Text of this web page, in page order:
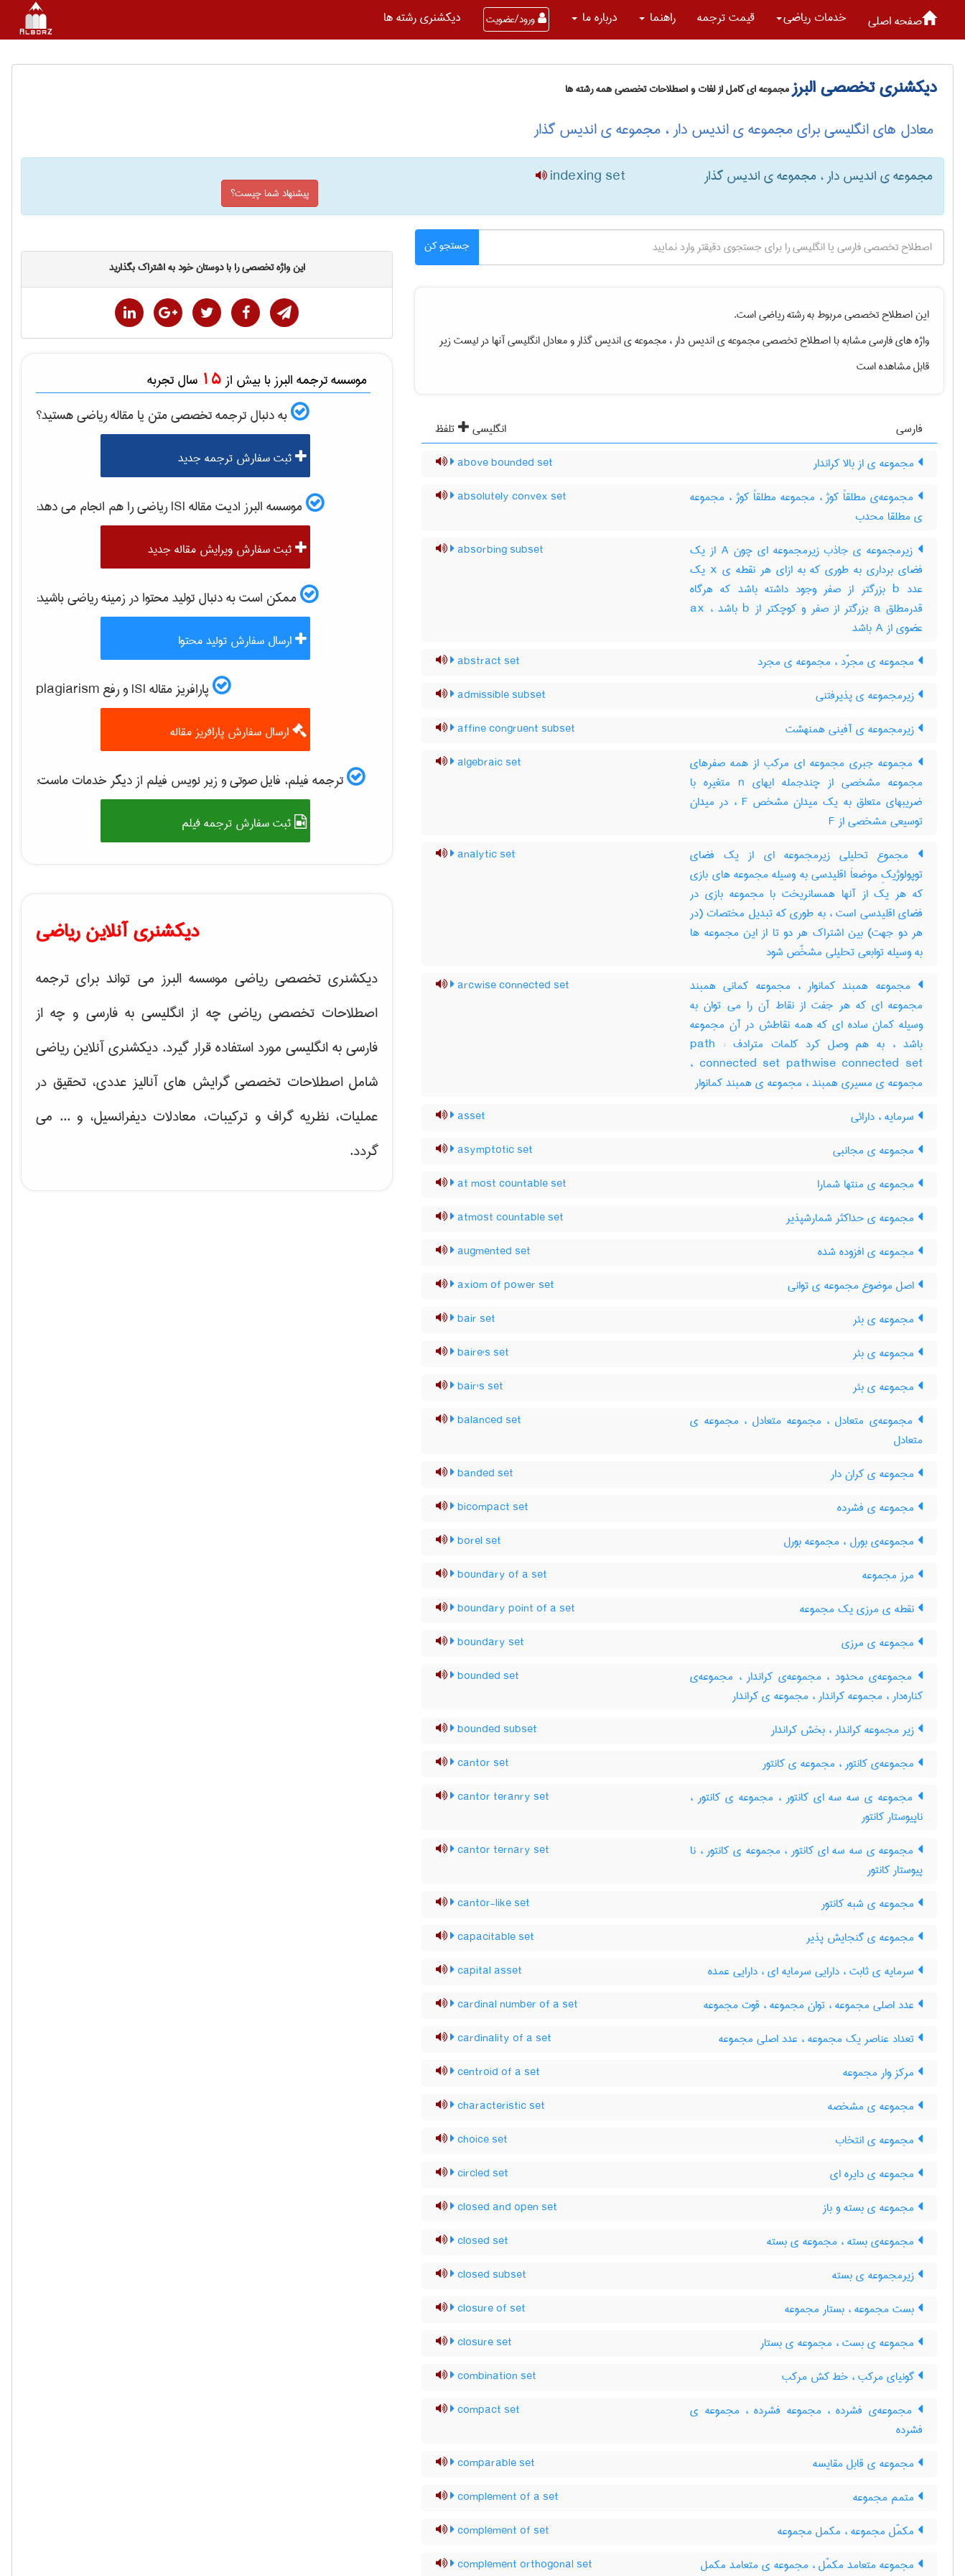
صفحه اصلی خدمات رياضی قیمت ترجمه راهنما درباره ما ورود/عضویت دیکشنری رشته ها
دیکشنری تخصصی البرزمجموعه ای کامل از لغات و اصطلاحات تخصصی همه رشته ها
معادل های انگلیسی برای مجموعه ی اندیس دار ، مجموعه ی اندیس گذار
مجموعه ی اندیس دار ، مجموعه ی اندیس گذار indexing set
پیشنهاد شما چیست؟
جستجو کن
این اصطلاح تخصصی مربوط به رشتهرياضیاست.
واژه های فارسی مشابه با اصطلاح تخصصیمجموعه ی اندیس دار ، مجموعه ی اندیس گذارو معادل انگلیسی آنها در لیست زیر
قابل مشاهده است
فارسی انگلیسی
تلفظ
مجموعه ی از بالا کراندار
above bounded set
مجموعه‌ی مطلقاً کوژ ، مجموعه مطلقاً کوژ ، مجموعه
ی مطلقا محدب
absolutely convex set
زیرمجموعه ی جاذب زیرمجموعه ای چون A از یک
فضای برداری به طوری که به ازای هر نقطه ی x یک
عدد b بزرگتر از صفر وجود داشته باشد که هرگاه
قدرمطلق a بزرگتر از صفر و کوچکتر از b باشد ، ax
عضوی از A باشد
absorbing subset
مجموعه ی مجرّد ، مجموعه ی مجرد abstract set
زیرمجموعه ی پذیرفتنی admissible subset
زیرمجموعه ی آفینی همنهشت affine congruent subset
مجموعه جبری مجموعه ای مرکب از همه صفرهای
مجموعه مشخصی از چندجمله ایهای n متغیره با
ضریبهای متعلق به یک میدان مشخص F ، در میدان
توسیعی مشخصی از F
algebraic set
مجموع تحلیلی زیرمجموعه ای از یک فضای
توپولوژیکِ موضعاَ اقلیدسی به وسیله مجموعه های بازی
که هر یک از آنها همسانریخت با مجموعه بازی در
فضای اقلیدسی است ، به طوری که تبدیل مختصات (در
هر دو جهت) بین اشتراک هر دو تا از این مجموعه ها
به وسیله توابعی تحلیلی مشخّص شود
analytic set
مجموعه همبند کمانوار ، مجموعه کمانی همبند
مجموعه ای که هر جفت از نقاط آن را می توان به
وسیله کمان ساده ای که همه نقاطش در آن مجموعه
باشد ، به هم وصل کرد کلمات مترادف : path
connected set pathwise connected set ،
مجموعه ی مسیری همبند ، مجموعه ی همبند کمانوار
arcwise connected set
سرمایه ، دارائی asset
مجموعه ی مجانبی asymptotic set
مجموعه ی منتها شمارا at most countable set
مجموعه ی حداکثر شمارشپذیر atmost countable set
مجموعه ی افزوده شده augmented set
اصل موضوع مجموعه ی توانی axiom of power set
مجموعه ی بئر bair set
مجموعه ی بئر baire's set
مجموعه ی بئر bair's set
مجموعه‌ی متعادل ، مجموعه متعادل ، مجموعه ی
متعادل
balanced set
مجموعه ی کران دار banded set
مجموعه ی فشرده bicompact set
مجموعه‌ی بورل ، مجموعه بورل borel set
مرز مجموعه boundary of a set
نقطه ی مرزی یک مجموعه boundary point of a set
مجموعه ی مرزی boundary set
مجموعه‌ی محدود ، مجموعه‌ی کراندار ، مجموعه‌ی
کناره‌دار ، مجموعه کراندار ، مجموعه ی کراندار
bounded set
زیر مجموعه کراندار ، بخش کراندار bounded subset
مجموعه‌ی کانتور ، مجموعه ی کانتور cantor set
مجموعه ی سه سه ای کانتور ، مجموعه ی کانتور ،
ناپیوستار کانتور
cantor teranry set
مجموعه ی سه سه ای کانتور ، مجموعه ی کانتور ، نا
پیوستار کانتور
cantor ternary set
مجموعه ی شبه کانتور cantor-like set
مجموعه ی گنجایش پذیر capacitable set
سرمایه ی ثابت ، دارایی سرمایه ای ، دارایی عمده capital asset
عدد اصلی مجموعه ، توان مجموعه ، قوت مجموعه cardinal number of a set
تعداد عناصر یک مجموعه ، عدد اصلی مجموعه cardinality of a set
مرکز وار مجموعه centroid of a set
مجموعه ی مشخصه characteristic set
مجموعه ی انتخاب choice set
مجموعه ی دایره ای circled set
مجموعه ی بسته و باز closed and open set
مجموعه‌ی بسته ، مجموعه ی بسته closed set
زیرمجموعه ی بسته closed subset
بست مجموعه ، بستار مجموعه closure of set
مجموعه ی بست ، مجموعه ی بستار closure set
گونیای مرکب ، خط کش مرکب combination set
مجموعه‌ی فشرده ، مجموعه فشرده ، مجموعه ی
فشرده
compact set
مجموعه ی قابل مقایسه comparable set
متمم مجموعه complement of a set
مکمّل مجموعه ، مکمل مجموعه complement of set
مجموعه متعامد مکمّل ، مجموعه ی متعامد مکمل complement orthogonal set
این واژه تخصصی را با دوستان خود به اشتراک بگذارید
موسسه ترجمه البرز با بیش از 15 سال تجربه
به دنبال ترجمه تخصصی متن یا مقالهرياضیهستید؟
ثبت سفارش ترجمه جدید
موسسه البرز ادیت مقاله ISI رياضیرا هم انجام می دهد:
ثبت سفارش ویرایش مقاله جدید
ممکن است به دنبال تولید محتوا در زمینهرياضیباشید:
ارسال سفارش تولید محتوا
پارافریز مقاله ISI و رفع plagiarism
ارسال سفارش پارافریز مقاله
ترجمه فیلم، فایل صوتی و زیر نویس فیلم از دیگر خدمات ماست:
ثبت سفارش ترجمه فیلم
دیکشنری آنلاین ریاضی
دیکشنری تخصصی ریاضی موسسه البرز می تواند برای ترجمه
اصطلاحات تخصصی ریاضی چه از انگلیسی به فارسی و چه از
فارسی به انگلیسی مورد استفاده قرار گیرد. دیکشنری آنلاین ریاضی
شامل اصطلاحات تخصصی گرایش هایآنالیز عددی، تحقیق در
عملیات، نظریه گراف و تركیبات، معادلات دیفرانسیل، و ... می
گردد.